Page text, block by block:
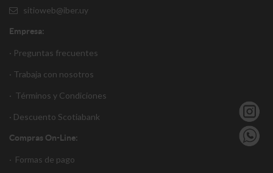
sitioweb@iber.uy
Empresa:
· Preguntas frecuentes
· Trabaja con nosotros
· Términos y Condiciones
· Descuento Scotiabank
Compras On-Line:
· Formas de pago